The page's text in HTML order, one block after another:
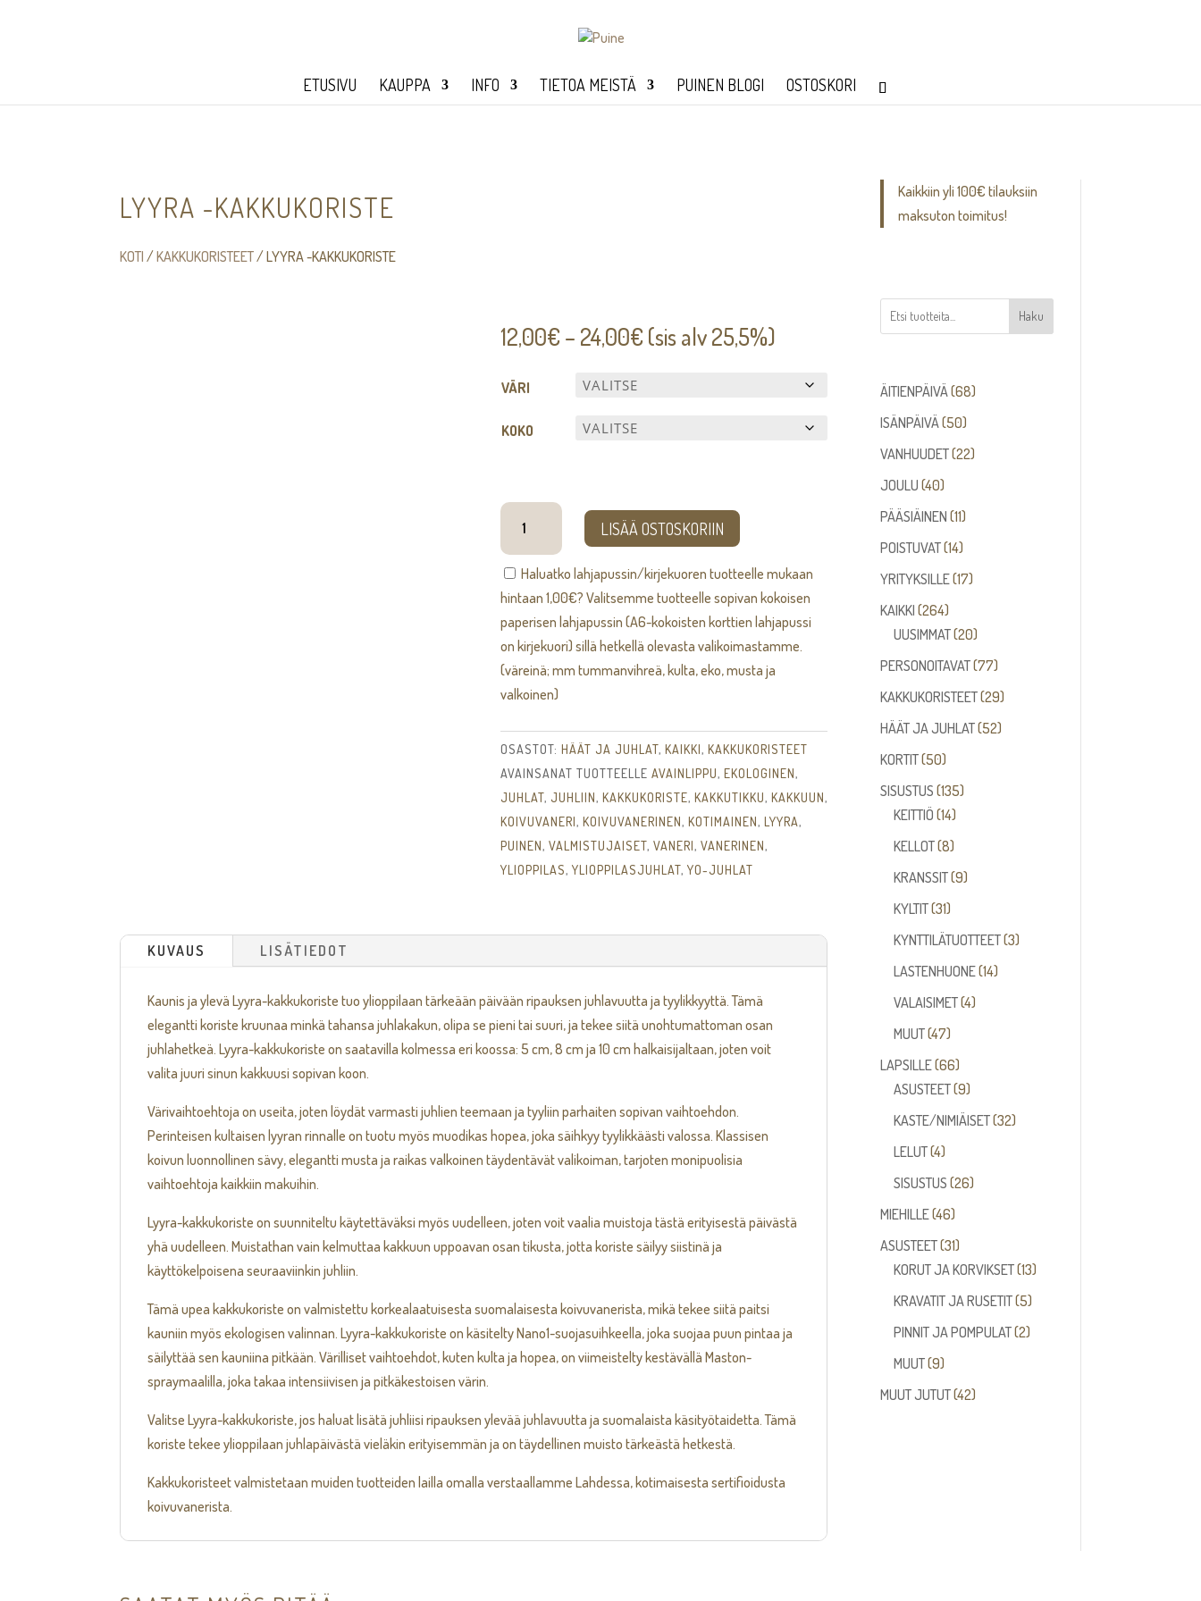
ETUSIVU KAUPPA INFO TIETOA MEISTÄ PUINEN BLOGI OSTOSKORI
LYYRA -KAKKUKORISTE
KOTI /KAKKUKORISTEET/ LYYRA -KAKKUKORISTE
12,00€ – 24,00€Hintaluokka:
(sis alv 25,5%)
VÄRI
KOKO
Lyyra
LISÄÄ OSTOSKORIIN
Haluatko lahjapussin/kirjekuoren tuotteelle mukaan
hintaan 1,00€? Valitsemme tuotteelle sopivan kokoisen
paperisen lahjapussin (A6-kokoisten korttien lahjapussi
on kirjekuori) sillä hetkellä olevasta valikoimastamme.
(väreinä; mm tummanvihreä, kulta, eko, musta ja
valkoinen)
OSASTOT: HÄÄT JA JUHLAT, KAIKKI, KAKKUKORISTEET
AVAINSANAT TUOTTEELLE AVAINLIPPU, EKOLOGINEN,
JUHLAT, JUHLIIN, KAKKUKORISTE, KAKKUTIKKU, KAKKUUN,
KOIVUVANERI, KOIVUVANERINEN, KOTIMAINEN, LYYRA,
PUINEN, VALMISTUJAISET, VANERI, VANERINEN,
YLIOPPILAS, YLIOPPILASJUHLAT, YO-JUHLAT
KUVAUS LISÄTIEDOT
Kaunis ja ylevä Lyyra-kakkukoriste tuo ylioppilaan tärkeään päivään ripauksen juhlavuutta ja tyylikkyyttä. Tämä
elegantti koriste kruunaa minkä tahansa juhlakakun, olipa se pieni tai suuri, ja tekee siitä unohtumattoman osan
juhlahetkeä. Lyyra-kakkukoriste on saatavilla kolmessa eri koossa: 5 cm, 8 cm ja 10 cm halkaisijaltaan, joten voit
valita juuri sinun kakkuusi sopivan koon.
Värivaihtoehtoja on useita, joten löydät varmasti juhlien teemaan ja tyyliin parhaiten sopivan vaihtoehdon.
Perinteisen kultaisen lyyran rinnalle on tuotu myös muodikas hopea, joka säihkyy tyylikkäästi valossa. Klassisen
koivun luonnollinen sävy, elegantti musta ja raikas valkoinen täydentävät valikoiman, tarjoten monipuolisia
vaihtoehtoja kaikkiin makuihin.
Lyyra-kakkukoriste on suunniteltu käytettäväksi myös uudelleen, joten voit vaalia muistoja tästä erityisestä päivästä
yhä uudelleen. Muistathan vain kelmuttaa kakkuun uppoavan osan tikusta, jotta koriste säilyy siistinä ja
käyttökelpoisena seuraaviinkin juhliin.
Tämä upea kakkukoriste on valmistettu korkealaatuisesta suomalaisesta koivuvanerista, mikä tekee siitä paitsi
kauniin myös ekologisen valinnan. Lyyra-kakkukoriste on käsitelty Nano1-suojasuihkeella, joka suojaa puun pintaa ja
säilyttää sen kauniina pitkään. Värilliset vaihtoehdot, kuten kulta ja hopea, on viimeistelty kestävällä Maston-
spraymaalilla, joka takaa intensiivisen ja pitkäkestoisen värin.
Valitse Lyyra-kakkukoriste, jos haluat lisätä juhliisi ripauksen ylevää juhlavuutta ja suomalaista käsityötaidetta. Tämä
koriste tekee ylioppilaan juhlapäivästä vieläkin erityisemmän ja on täydellinen muisto tärkeästä hetkestä.
Kakkukoristeet valmistetaan muiden tuotteiden lailla omalla verstaallamme Lahdessa, kotimaisesta sertifioidusta
koivuvanerista.
Kaikkiin yli 100€ tilauksiin
maksuton toimitus!
Haku
ÄITIENPÄIVÄ 6868
ISÄNPÄIVÄ 5050
tuotetta
VANHUUDET 2222
JOULU 4040
tuotetta
PÄÄSIÄINEN 1111
tuotetta
POISTUVAT 1414
tuotetta
YRITYKSILLE 1717
KAIKKI 264264
tuotetta
UUSIMMAT 2020
tuotetta
PERSONOITAVAT 7777
tuotetta
KAKKUKORISTEET 2929
tuotetta
HÄÄT JA JUHLAT 5252
KORTIT 5050
tuotetta
SISUSTUS 135135
KEITTIÖ 1414
tuotetta
KELLOT 88
tuotetta
KRANSSIT 99
KYLTIT 3131
tuotetta
KYNTTILÄTUOTTEET 33
LASTENHUONE 1414
VALAISIMET 44
MUUT 4747
tuotetta
LAPSILLE 6666
tuotetta
ASUSTEET 99
tuotetta
KASTE/NIMIÄISET 3232
LELUT 44
tuotetta
SISUSTUS 2626
MIEHILLE 4646
tuotetta
ASUSTEET 3131
tuotetta
KORUT JA KORVIKSET 1313
KRAVATIT JA RUSETIT 55
tuotetta
PINNIT JA POMPULAT 22
MUUT 99
tuotetta
MUUT JUTUT 4242